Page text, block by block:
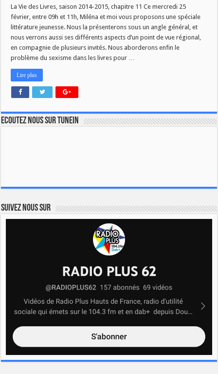
La Vie des Livres, saison 2014-2015, chapitre 11 Ce mercredi 25
février, entre 09h et 11h, Miléna et moi vous proposons une spéciale
littérature jeunesse. Nous la présenterons sous un angle général, et
nous verrons aussi ses différents aspects d’un point de vue régional,
en compagnie de plusieurs invités. Nous aborderons enfin le
problème du sexisme dans les livres pour …
Lire plus
Ecoutez nous sur TuneIn
Suivez nous sur